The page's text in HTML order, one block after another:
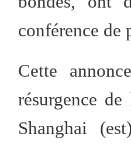
conférence de
Cette
résurgence
Shanghai